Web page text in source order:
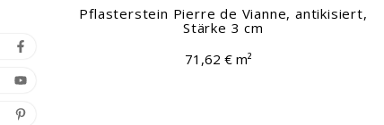
Pflasterstein Pierre de Vianne, antikisiert,
Stärke 3 cm
71,62 € m²